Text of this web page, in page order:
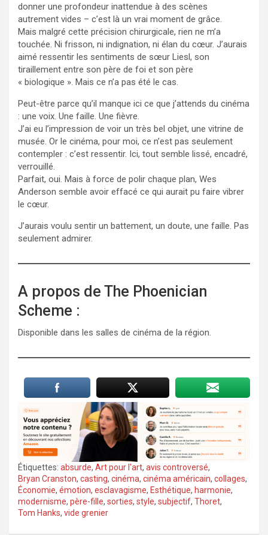
donner une profondeur inattendue à des scènes
autrement vides – c’est là un vrai moment de grâce.
Mais malgré cette précision chirurgicale, rien ne m’a
touchée. Ni frisson, ni indignation, ni élan du cœur. J’aurais
aimé ressentir les sentiments de sœur Liesl, son
tiraillement entre son père de foi et son père
« biologique ». Mais ce n’a pas été le cas.
Peut-être parce qu’il manque ici ce que j’attends du cinéma
: une voix. Une faille. Une fièvre.
J’ai eu l’impression de voir un très bel objet, une vitrine de
musée. Or le cinéma, pour moi, ce n’est pas seulement
contempler : c’est ressentir. Ici, tout semble lissé, encadré,
verrouillé.
Parfait, oui. Mais à force de polir chaque plan, Wes
Anderson semble avoir effacé ce qui aurait pu faire vibrer
le cœur.
J’aurais voulu sentir un battement, un doute, une faille. Pas
seulement admirer.
A propos de The Phoenician
Scheme :
Disponible dans les salles de cinéma de la région.
Étiquettes: absurde, Art pour l'art, avis controversé,
Bryan Cranston, casting, cinéma, cinéma américain, collages,
Économie, émotion, esclavagisme, Esthétique, harmonie,
modernisme, père-fille, sorties, style, subjectif, Thoret,
Tom Hanks, vide grenier